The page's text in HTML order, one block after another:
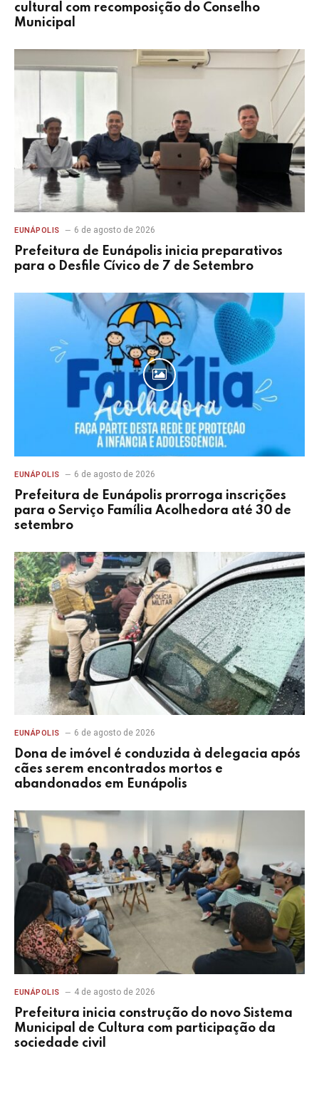
cultural com recomposição do Conselho
Municipal
EUNÁPOLIS 6 de agosto de 2026
Prefeitura de Eunápolis inicia preparativos
para o Desfile Cívico de 7 de Setembro
EUNÁPOLIS 6 de agosto de 2026
Prefeitura de Eunápolis prorroga inscrições
para o Serviço Família Acolhedora até 30 de
setembro
EUNÁPOLIS 6 de agosto de 2026
Dona de imóvel é conduzida à delegacia após
cães serem encontrados mortos e
abandonados em Eunápolis
EUNÁPOLIS 4 de agosto de 2026
Prefeitura inicia construção do novo Sistema
Municipal de Cultura com participação da
sociedade civil